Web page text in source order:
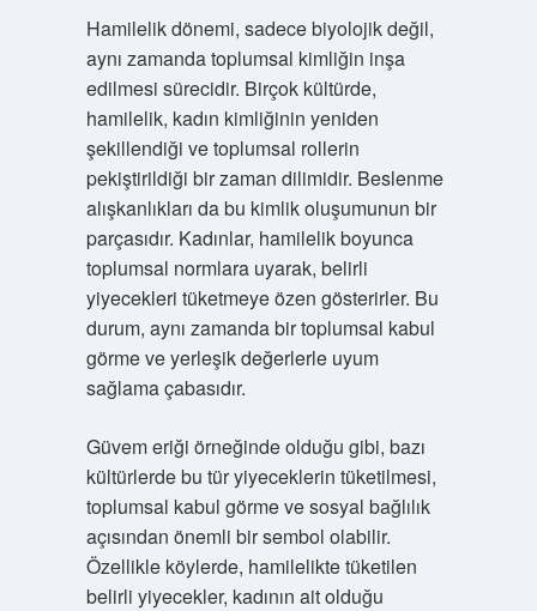
Hamilelik dönemi, sadece biyolojik değil,
aynı zamanda toplumsal kimliğin inşa
edilmesi sürecidir. Birçok kültürde,
hamilelik, kadın kimliğinin yeniden
şekillendiği ve toplumsal rollerin
pekiştirildiği bir zaman dilimidir. Beslenme
alışkanlıkları da bu kimlik oluşumunun bir
parçasıdır. Kadınlar, hamilelik boyunca
toplumsal normlara uyarak, belirli
yiyecekleri tüketmeye özen gösterirler. Bu
durum, aynı zamanda bir toplumsal kabul
görme ve yerleşik değerlerle uyum
sağlama çabasıdır.
Güvem eriği örneğinde olduğu gibi, bazı
kültürlerde bu tür yiyeceklerin tüketilmesi,
toplumsal kabul görme ve sosyal bağlılık
açısından önemli bir sembol olabilir.
Özellikle köylerde, hamilelikte tüketilen
belirli yiyecekler, kadının ait olduğu